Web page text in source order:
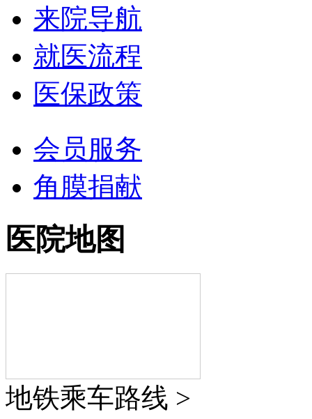
来院导航
就医流程
医保政策
会员服务
角膜捐献
医院地图
地铁乘车路线 >